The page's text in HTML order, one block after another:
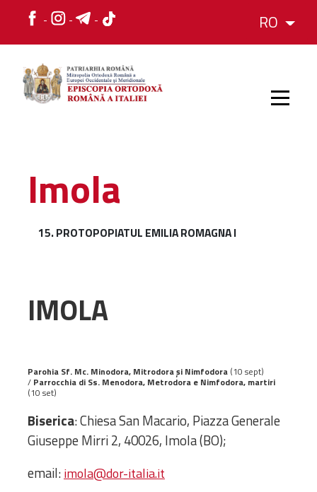
RO
ISTORIC
ORGANIZAREA
Mănăstiri,
biserici și
Diaconii
Centre și
Asociații
Cimitire
Imola
15. PROTOPOPIATUL EMILIA ROMAGNA I
IMOLA
Parohia Sf. Mc. Minodora, Mitrodora și Nimfodora (10 sept)
/ Parrocchia di Ss. Menodora, Metrodora e Nimfodora, martiri
(10 set)
Biserica: Chiesa San Macario, Piazza Generale
Giuseppe Mirri 2, 40026, Imola (BO);
email:imola@dor-italia.it